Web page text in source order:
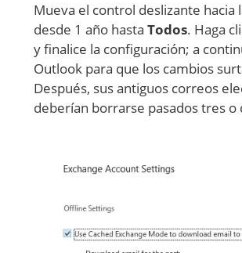
Mueva el control deslizante hacia
desde 1 año hasta Todos. Haga
y finalice la configuración; a
Outlook para que los cambios
Después, sus antiguos correos
deberían borrarse pasados tres o